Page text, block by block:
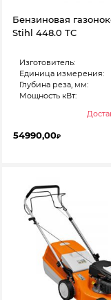
Бензиновая
Stihl 448.0 TC
Изготовитель:
Единица измерения:
Глубина реза, мм:
Мощность кВт:
54990,00₽